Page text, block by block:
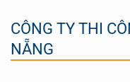
CÔNG TY THI
NẴNG